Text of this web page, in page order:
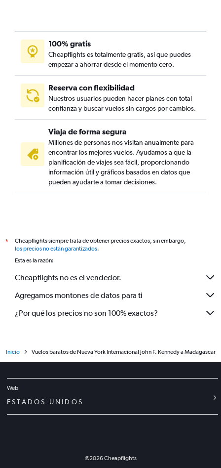
100% gratis
Cheapflights es totalmente gratis, así que puedes
empezar a ahorrar desde el momento cero.
Reserva con flexibilidad
Nuestros usuarios pueden hacer planes con total
confianza y buscar vuelos sin cargos por cambios.
Viaja de forma segura
Millones de personas nos visitan anualmente para
encontrar los mejores vuelos. Ayudamos a que la
planificación de viajes sea fácil, proporcionando
información útil y gráficos basados en datos que
pueden ayudarte a tomar decisiones.
*
Cheapflights siempre trata de obtener precios exactos, sin embargo,
los precios no están garantizados.
Esta es la razón:
Cheapflights no es el vendedor.
Agregamos montones de datos para ti
¿Por qué los precios no son 100% exactos?
Inicio Vuelos baratos de Nueva York Internacional John F. Kennedy a Madagascar
Web
ESTADOS UNIDOS
©2026Cheapflights